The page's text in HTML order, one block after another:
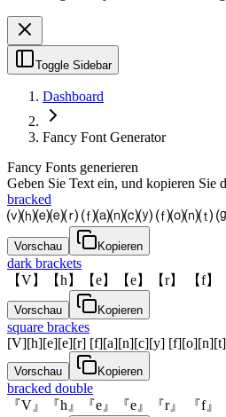
Toggle Sidebar
Dashboard
Fancy Font Generator
Fancy Fonts generieren
Geben Sie Text ein, und kopieren Sie
bracked
⒱⒣⒠⒠⒭ ⒡⒜⒩⒞⒴ ⒡⒪⒩⒯
Vorschau Kopieren
dark brackets
【V】【h】【e】【e】【r】 【f
Vorschau Kopieren
square brackes
[V][h][e][e][r] [f][a][n][c][y]
Vorschau Kopieren
bracked double
『V』『h』『e』『e』『r』 『f